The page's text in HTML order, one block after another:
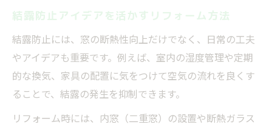
結露防止アイデアを活かすリフォーム方法
結露防止には、窓の断熱性向上だけでなく、日常の工夫
やアイデアも重要です。例えば、室内の湿度管理や定期
的な換気、家具の配置に気をつけて空気の流れを良くす
ることで、結露の発生を抑制できます。
リフォーム時には、内窓（二重窓）の設置や断熱ガラス